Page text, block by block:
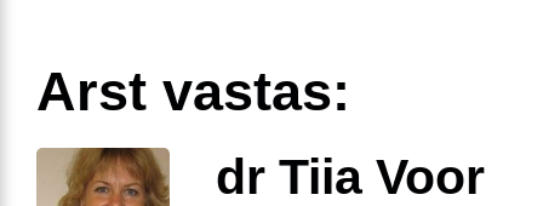
Arst vastas:
dr Tiia Voor